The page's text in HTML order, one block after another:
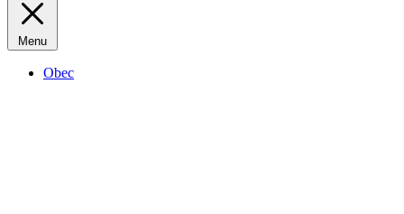
Menu
Obec